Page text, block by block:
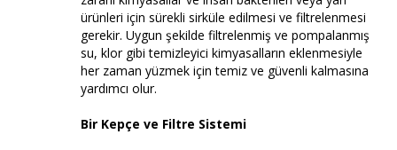
ürünleri için sürekli sirküle edilmesi ve filtrelenmesi
gerekir. Uygun şekilde filtrelenmiş ve pompalanmış
su, klor gibi temizleyici kimyasalların eklenmesiyle
her zaman yüzmek için temiz ve güvenli kalmasına
yardımcı olur.
Bir Kepçe ve Filtre Sistemi